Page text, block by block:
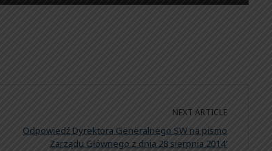
NEXT ARTICLE
Odpowiedź Dyrektora Generalnego SW na pismo
Zarządu Głównego z dnia 28 sierpnia 2014′